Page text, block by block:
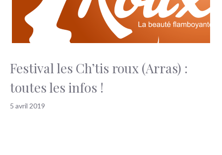
Festival les Ch’tis roux (Arras) :
toutes les infos !
5 avril 2019